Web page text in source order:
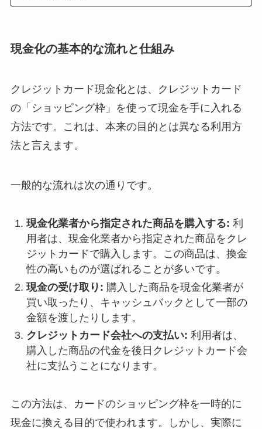
現金化の基本的な流れと仕組み
クレジットカード現金化とは、クレジットカード
の「ショッピング枠」を使って現金を手に入れる
方法です。これは、本来の目的とは異なる利用方
法と言えます。
一般的な流れは次の通りです。
現金化業者から指定された商品を購入する: 利
用者は、現金化業者から指定された商品をクレ
ジットカードで購入します。この商品は、換金
性の高いものが選ばれることが多いです。
現金の受け取り: 購入した商品を現金化業者が
買い取ったり、キャッシュバックとして一部の
金額を渡したりします。
クレジットカード会社への支払い: 利用者は、
購入した商品の代金を後日クレジットカード会
社に支払うことになります。
この方法は、カードのショッピング枠を一時的に
現金に換える目的で使われます。しかし、実際に